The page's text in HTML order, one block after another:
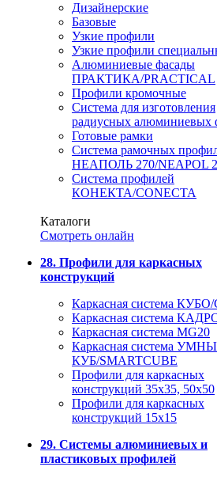
Дизайнерские
Базовые
Узкие профили
Узкие профили
Алюминиевые фасады
ПРАКТИКА/PRACTICAL
Профили кромочные
Система для изготовления
радиусных алюминиевых
Готовые рамки
Система рамочных
НЕАПОЛЬ 270/NEAPOL
Система профилей
КОНЕКТА/CONECTA
Каталоги
Смотреть онлайн
28. Профили для каркасных
конструкций
Каркасная система
Каркасная система
Каркасная система MG20
Каркасная система
КУБ/SMARTCUBE
Профили для каркасных
конструкций 35x35, 50x50
Профили для каркасных
конструкций 15х15
29. Системы алюминиевых и
пластиковых профилей